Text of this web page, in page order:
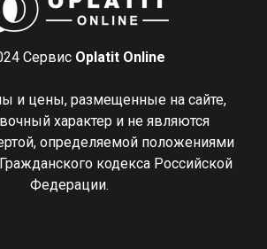
Сервис Oplatit Online
и цены, размещенные на сайте,
характер и не являются
определяемой положениями
кодекса Российской
Федерации.